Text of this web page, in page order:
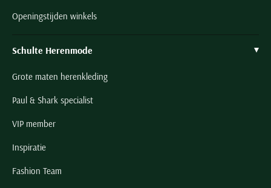
Openingstijden winkels
Schulte Herenmode
Grote maten herenkleding
Paul & Shark specialist
VIP member
Inspiratie
Fashion Team